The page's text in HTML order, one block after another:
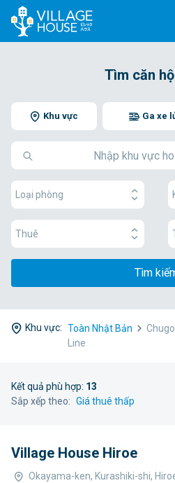
Tìm căn
Khu vực Ga xe
Loại phòng
Thuê
Tìm
Khu vực: Toàn Nhật Bản
Line
Kết quả phù hợp: 13
Sắp xếp theo:
Village House Hiroe
Okayama-ken, Kurashiki-shi,